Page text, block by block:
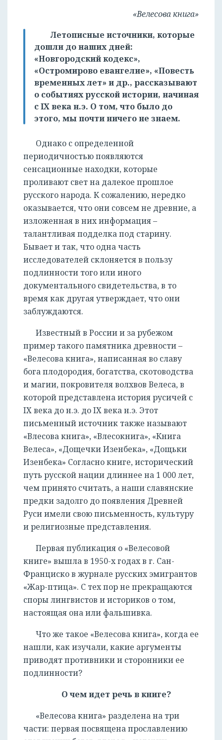
«Велесова книга»
Летописные источники, которые
дошли до наших дней:
«Новгородский кодекс»,
«Остромирово евангелие», «Повесть
временных лет» и др., рассказывают
о событиях русской истории, начиная
с IX века н.э. О том, что было до
этого, мы почти ничего не знаем.
Однако с определенной
периодичностью появляются
сенсационные находки, которые
проливают свет на далекое прошлое
русского народа. К сожалению, нередко
оказывается, что они совсем не древние, а
изложенная в них информация –
талантливая подделка под старину.
Бывает и так, что одна часть
исследователей склоняется в пользу
подлинности того или иного
документального свидетельства, в то
время как другая утверждает, что они
заблуждаются.
Известный в России и за рубежом
пример такого памятника древности –
«Велесова книга», написанная во славу
бога плодородия, богатства, скотоводства
и магии, покровителя волхвов Велеса, в
которой представлена история русичей с
IX века до н.э. до IX века н.э. Этот
письменный источник также называют
«Влесова книга», «Влесокнига», «Книга
Велеса», «Дощечки Изенбека», «Дощьки
Изенбека» Согласно книге, исторический
путь русской нации длиннее на 1 000 лет,
чем принято считать, а наши славянские
предки задолго до появления Древней
Руси имели свою письменность, культуру
и религиозные представления.
Первая публикация о «Велесовой
книге» вышла в 1950-х годах в г. Сан-
Франциско в журнале русских эмигрантов
«Жар-птица». С тех пор не прекращаются
споры лингвистов и историков о том,
настоящая она или фальшивка.
Что же такое «Велесова книга», когда ее
нашли, как изучали, какие аргументы
приводят противники и сторонники ее
подлинности?
О чем идет речь в книге?
«Велесова книга» разделена на три
части: первая посвящена прославлению